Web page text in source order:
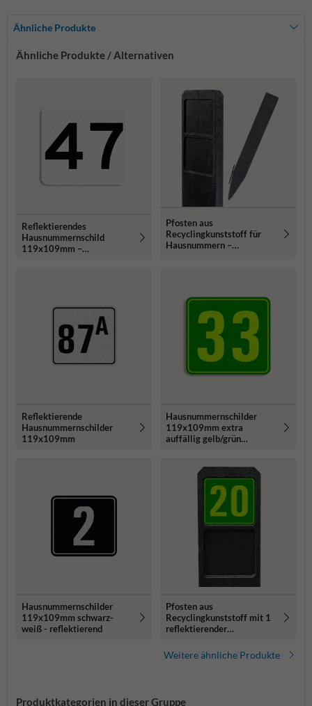
Ähnliche Produkte
Ähnliche Produkte / Alternativen
Reflektierendes
Hausnummernschild
119x109mm –
Pfosten aus
Recyclingkunststoff für
Hausnummern –
Reflektierende
Hausnummernschilder
119x109mm
Hausnummernschilder
119x109mm extra
auffällig gelb/grün
Hausnummernschilder
119x109mm schwarz-
weiß - reflektierend
Pfosten aus
Recyclingkunststoff mit 1
reflektierender
Weitere ähnliche Produkte
Produktkategorien in dieser Gruppe